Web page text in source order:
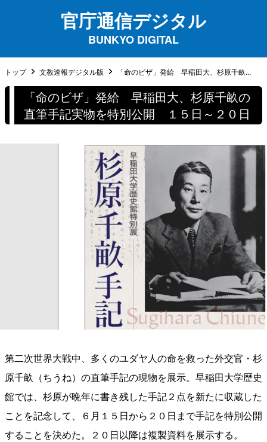
官庁通信デジタル
BUNKYO DIGITAL
トップ 文教速報デジタル版 「命のビザ」発給 早稲田大、杉原千畝...
「命のビザ」発給 早稲田大、杉原千畝の
直筆手記実物を特別公開 １５日～２０日
第二次世界大戦中、多くのユダヤ人の命を救った外交官・杉
原千畝（ちうね）の直筆手記の現物を展示。早稲田大学歴史
館では、杉原が晩年に書き残した手記２点を新たに収蔵した
ことを記念して、６月１５日から２０日まで手記を特別公開
することを決めた。２０日以降は複製資料を展示する。